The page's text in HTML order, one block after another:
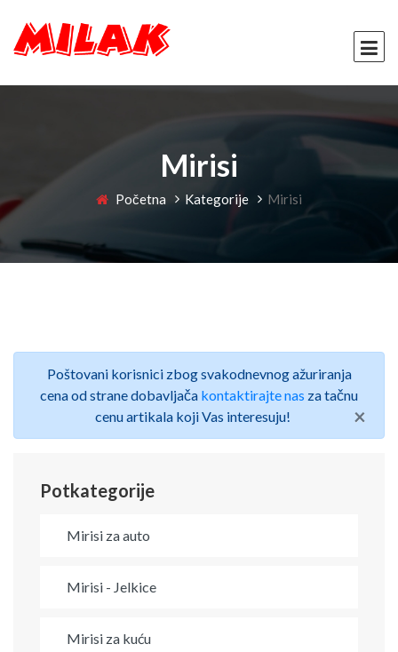
Mirisi
Početna Kategorije Mirisi
Poštovani korisnici zbog svakodnevnog ažuriranja
cena od strane dobavljača kontaktirajte nas za tačnu
cenu artikala koji Vas interesuju!
×
Potkategorije
Mirisi za auto
Mirisi - Jelkice
Mirisi za kuću